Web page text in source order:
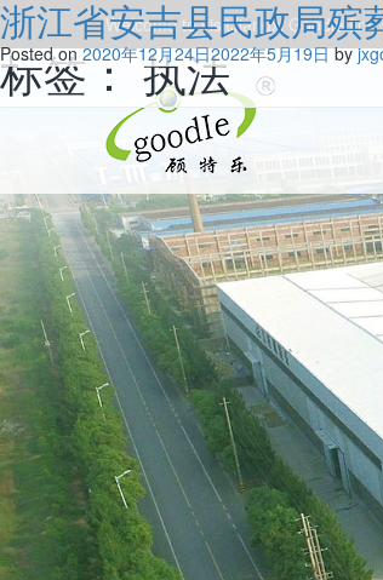
Welcome to visitJiangxi Goodle
标签：执法
浙江省安吉县民政局殡
Posted on2020年12月24日2022年5月19日by